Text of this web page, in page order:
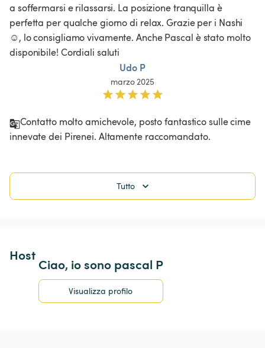
a soffermarsi e rilassarsi. La posizione tranquilla è
perfetta per qualche giorno di relax. Grazie per i Nashi
☺️, lo consigliamo vivamente. Anche Pascal è stato molto
disponibile! Cordiali saluti
Udo P
marzo 2025
Contatto molto amichevole, posto fantastico sulle cime
innevate dei Pirenei. Altamente raccomandato.
Tutto
Host
Ciao, io sono pascal P
Visualizza profilo